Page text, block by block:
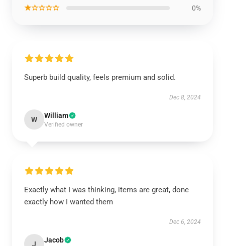
★☆☆☆☆ 0%
Superb build quality, feels premium and solid.
Dec 8, 2024
W William
Verified owner
Exactly what I was thinking, items are great, done
exactly how I wanted them
Dec 6, 2024
J Jacob